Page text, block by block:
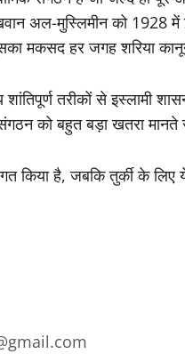
अल-मुस्लिमीन को 1928
मकसद हर जगह शरिया
तरीकों से इस्लामी
को बहुत बड़ा खतरा मानते
है, जबकि तुर्की के लिए